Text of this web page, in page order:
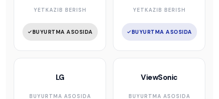
YETKAZIB BERISH
BUYURTMA ASOSIDA
YETKAZIB BERISH
BUYURTMA ASOSIDA
LG
BUYURTMA ASOSIDA
ViewSonic
BUYURTMA ASOSIDA